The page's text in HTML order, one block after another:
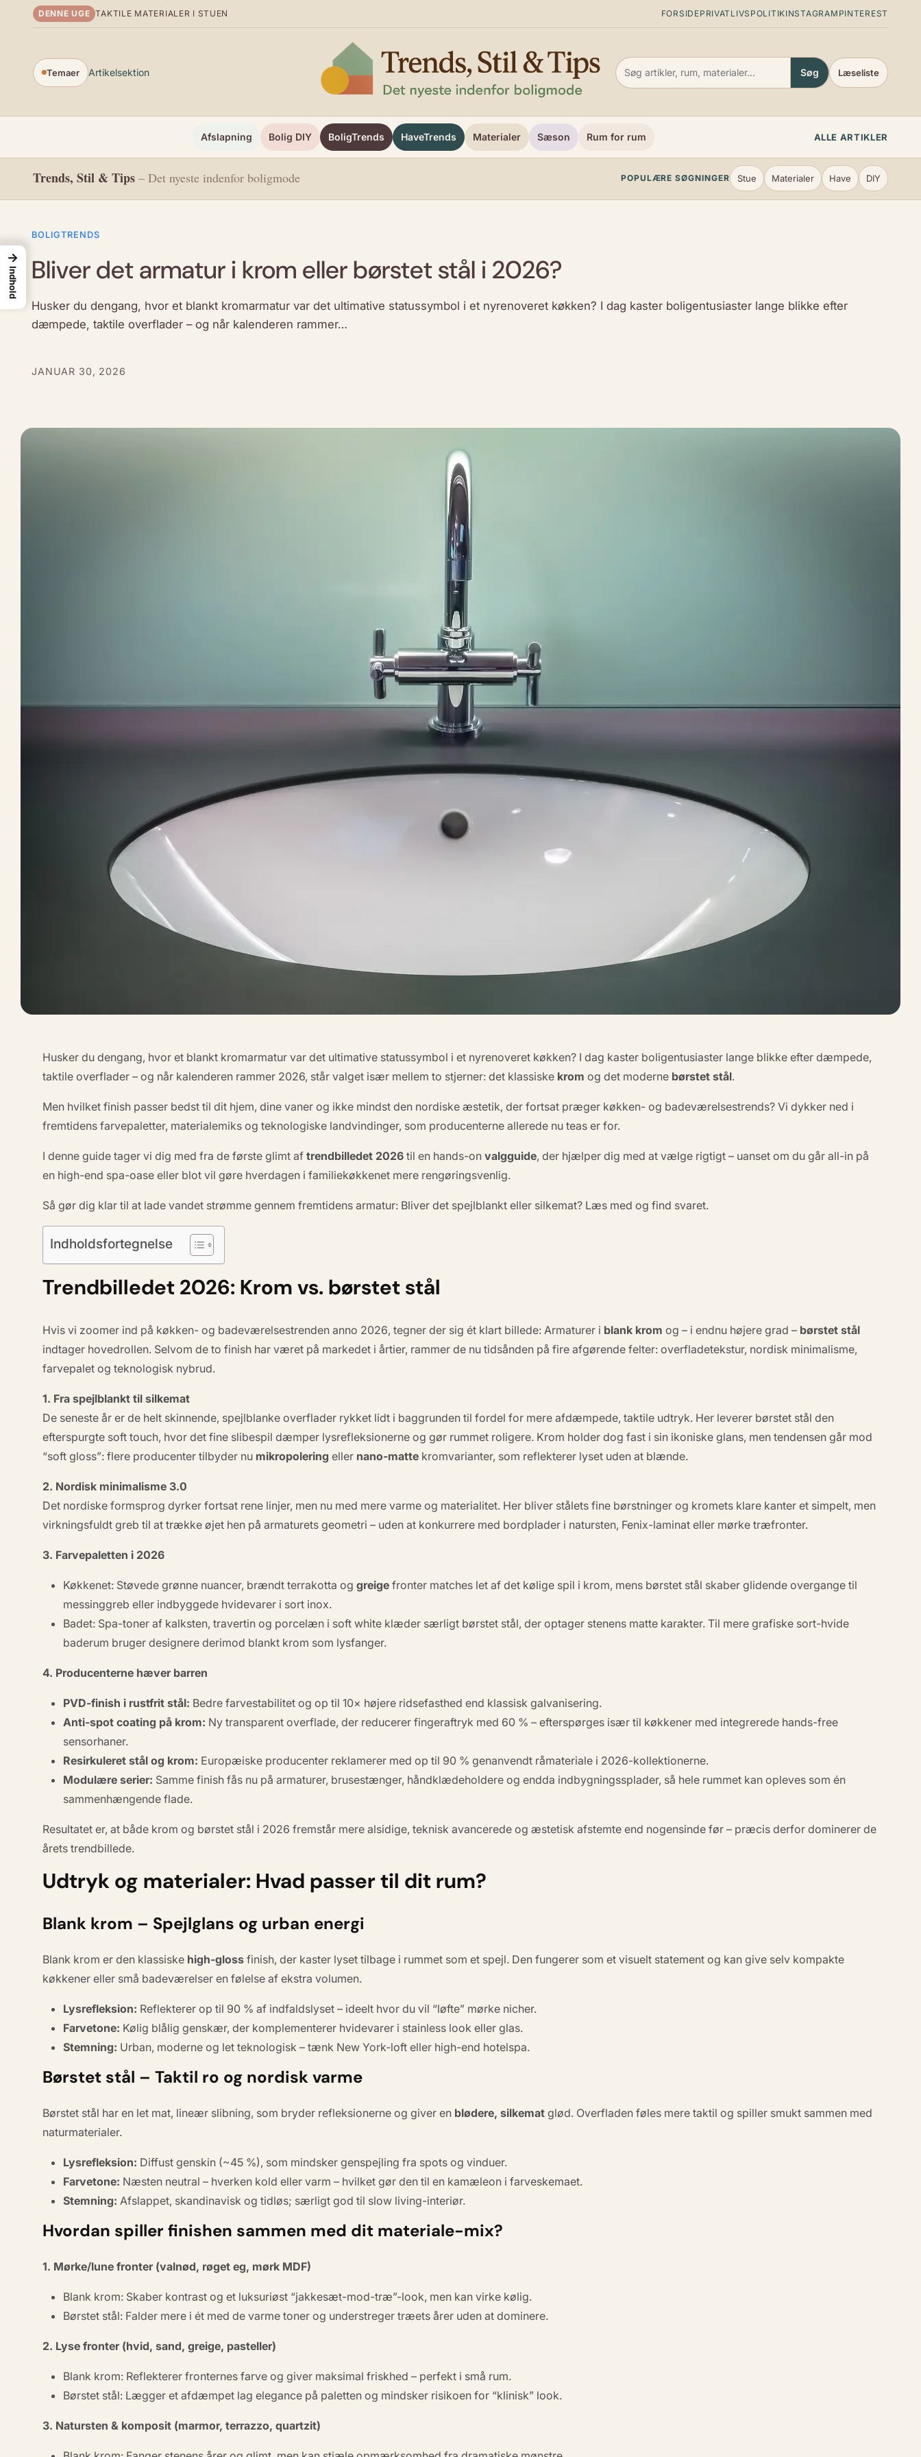
Spring til indhold
DENNE UGE TAKTILE MATERIALER I STUEN FORSIDEPRIVATLIVSPOLITIKINSTAGRAM PINTEREST
Temaer Artikelsektion Søg Læseliste
Afslapning Bolig DIY BoligTrends HaveTrends Materialer Sæson Rum for rum ALLE ARTIKLER
Trends, Stil & Tips – Det nyeste indenfor boligmode POPULÆRE SØGNINGER Stue Materialer Have DIY
BOLIGTRENDS
Bliver det armatur i krom eller børstet stål i 2026?
Husker du dengang, hvor et blankt kromarmatur var det ultimative statussymbol i et nyrenoveret køkken? I dag kaster boligentusiaster lange blikke efter
dæmpede, taktile overflader – og når kalenderen rammer…
JANUAR 30, 2026
Husker du dengang, hvor et blankt kromarmatur var det ultimative statussymbol i et nyrenoveret køkken? I dag kaster boligentusiaster lange blikke efter dæmpede,
taktile overflader – og når kalenderen rammer 2026, står valget især mellem to stjerner: det klassiske krom og det moderne børstet stål.
Men hvilket finish passer bedst til dit hjem, dine vaner og ikke mindst den nordiske æstetik, der fortsat præger køkken- og badeværelsestrends? Vi dykker ned i
fremtidens farvepaletter, materialemiks og teknologiske landvindinger, som producenterne allerede nu teas­ er for.
I denne guide tager vi dig med fra de første glimt af trendbilledet 2026 til en hands-on valgguide, der hjælper dig med at vælge rigtigt – uanset om du går all-in på
en high-end spa-oase eller blot vil gøre hverdagen i familiekøkkenet mere rengøringsvenlig.
Så gør dig klar til at lade vandet strømme gennem fremtidens armatur: Bliver det spejlblankt eller silkemat? Læs med og find svaret.
Indholdsfortegnelse
Trendbilledet 2026: Krom vs. børstet stål
Hvis vi zoomer ind på køkken- og badeværelsestrenden anno 2026, tegner der sig ét klart billede: Armaturer i blank krom og – i endnu højere grad – børstet stål
indtager hovedrollen. Selvom de to finish har været på markedet i årtier, rammer de nu tidsånden på fire afgørende felter: overfladetekstur, nordisk minimalisme,
farvepalet og teknologisk nybrud.
1. Fra spejlblankt til silkemat
De seneste år er de helt skinnende, spejlblanke overflader rykket lidt i baggrunden til fordel for mere afdæmpede, taktile udtryk. Her leverer børstet stål den
efterspurgte soft touch, hvor det fine slibespil dæmper lysrefleksionerne og gør rummet roligere. Krom holder dog fast i sin ikoniske glans, men tendensen går mod
“soft gloss”: flere producenter tilbyder nu mikropolering eller nano-matte kromvarianter, som reflekterer lyset uden at blænde.
2. Nordisk minimalisme 3.0
Det nordiske formsprog dyrker fortsat rene linjer, men nu med mere varme og materialitet. Her bliver stålets fine børstninger og kromets klare kanter et simpelt, men
virkningsfuldt greb til at trække øjet hen på armaturets geometri – uden at konkurrere med bordplader i natursten, Fenix-laminat eller mørke træfronter.
3. Farvepaletten i 2026
Køkkenet: Støvede grønne nuancer, brændt terrakotta og greige fronter matches let af det kølige spil i krom, mens børstet stål skaber glidende overgange til
messinggreb eller indbyggede hvidevarer i sort inox.
Badet: Spa-toner af kalksten, travertin og porcelæn i soft white klæder særligt børstet stål, der optager stenens matte karakter. Til mere grafiske sort-hvide
baderum bruger designere derimod blankt krom som lysfanger.
4. Producenterne hæver barren
PVD-finish i rustfrit stål: Bedre farvestabilitet og op til 10× højere ridsefasthed end klassisk galvanisering.
Anti-spot coating på krom: Ny transparent overflade, der reducerer fingeraftryk med 60 % – efterspørges især til køkkener med integrerede hands-free
sensorhaner.
Resirkuleret stål og krom: Europæiske producenter reklamerer med op til 90 % genanvendt råmateriale i 2026-kollektionerne.
Modulære serier: Samme finish fås nu på armaturer, brusestænger, håndklædeholdere og endda indbygningssplader, så hele rummet kan opleves som én
sammenhængende flade.
Resultatet er, at både krom og børstet stål i 2026 fremstår mere alsidige, teknisk avancerede og æstetisk afstemte end nogensinde før – præcis derfor dominerer de
årets trendbillede.
Udtryk og materialer: Hvad passer til dit rum?
Blank krom – Spejlglans og urban energi
Blank krom er den klassiske high-gloss finish, der kaster lyset tilbage i rummet som et spejl. Den fungerer som et visuelt statement og kan give selv kompakte
køkkener eller små badeværelser en følelse af ekstra volumen.
Lysrefleksion: Reflekterer op til 90 % af indfaldslyset – ideelt hvor du vil “løfte” mørke nicher.
Farvetone: Kølig blålig genskær, der komplementerer hvidevarer i stainless look eller glas.
Stemning: Urban, moderne og let teknologisk – tænk New York-loft eller high-end hotelspa.
Børstet stål – Taktil ro og nordisk varme
Børstet stål har en let mat, lineær slibning, som bryder refleksionerne og giver en blødere, silkemat glød. Overfladen føles mere taktil og spiller smukt sammen med
naturmaterialer.
Lysrefleksion: Diffust genskin (~45 %), som mindsker genspejling fra spots og vinduer.
Farvetone: Næsten neutral – hverken kold eller varm – hvilket gør den til en kamæleon i farveskemaet.
Stemning: Afslappet, skandinavisk og tidløs; særligt god til slow living-interiør.
Hvordan spiller finishen sammen med dit materiale-mix?
1. Mørke/lune fronter (valnød, røget eg, mørk MDF)
Blank krom: Skaber kontrast og et luksuriøst “jakkesæt-mod-træ”-look, men kan virke kølig.
Børstet stål: Falder mere i ét med de varme toner og understreger træets årer uden at dominere.
2. Lyse fronter (hvid, sand, greige, pasteller)
Blank krom: Reflekterer fronternes farve og giver maksimal friskhed – perfekt i små rum.
Børstet stål: Lægger et afdæmpet lag elegance på paletten og mindsker risikoen for “klinisk” look.
3. Natursten & komposit (marmor, terrazzo, quartzit)
→
Indhold